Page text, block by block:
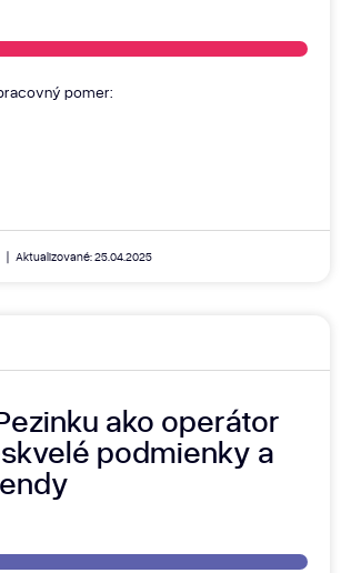
pomer:
Aktualizované: 25.04.2025
ako operátor
podmienky a